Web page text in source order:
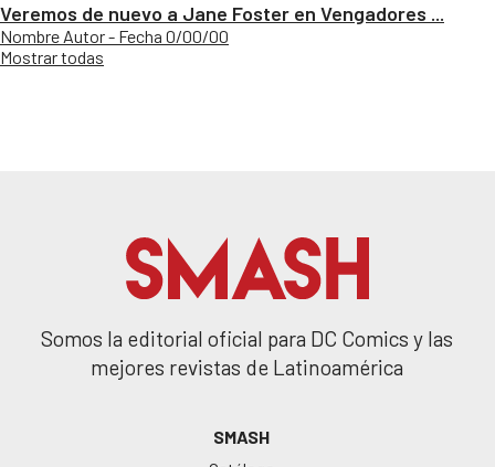
Veremos de nuevo a Jane Foster en Vengadores ...
Nombre Autor - Fecha 0/00/00
Mostrar todas
Somos la editorial oficial para DC Comics y las
mejores revistas de Latinoamérica
SMASH